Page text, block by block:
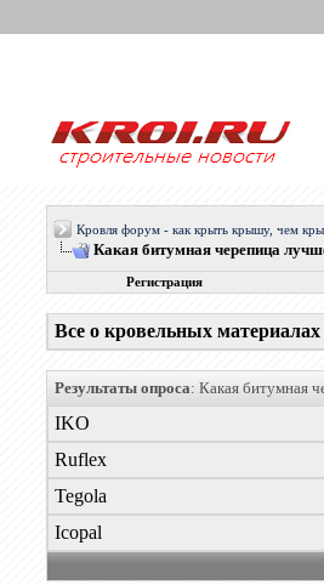
Кровля форум - как крыть крышу, чем
Какая битумная черепица
Регистрация
Все о кровельных материалах
Результаты опроса: Какая битумная
IKO
Ruflex
Tegola
Icopal